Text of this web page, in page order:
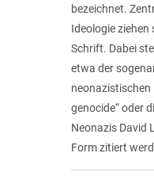
bezeichnet.
Ideologie ziehen
Schrift. Dabei
etwa der
neonazistischen
genocide“ oder
Neonazis David
Form zitiert